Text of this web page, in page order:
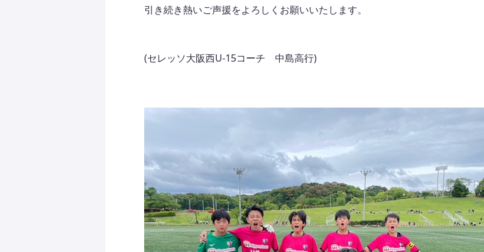
引き続き熱いご声援をよろしくお願いいたします。
(セレッソ大阪西U-15コーチ 中島高行)